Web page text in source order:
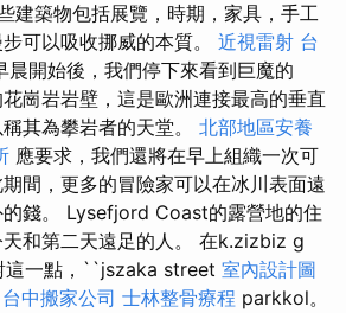
建築物包括展覽，時期，家具，手工
可以吸收挪威的本質。 近視雷射 台
晨開始後，我們停下來看到巨魔的
崗岩岩壁，這是歐洲連接最高的垂直
其為攀岩者的天堂。 北部地區安養
應要求，我們還將在早上組織一次可
間，更多的冒險家可以在冰川表面遠
錢。 Lysefjord Coast的露營地的住
和第二天遠足的人。 在k.zizbiz g
這一點，``jszaka street 室內設計圖
台中搬家公司 士林整骨療程 parkkol。